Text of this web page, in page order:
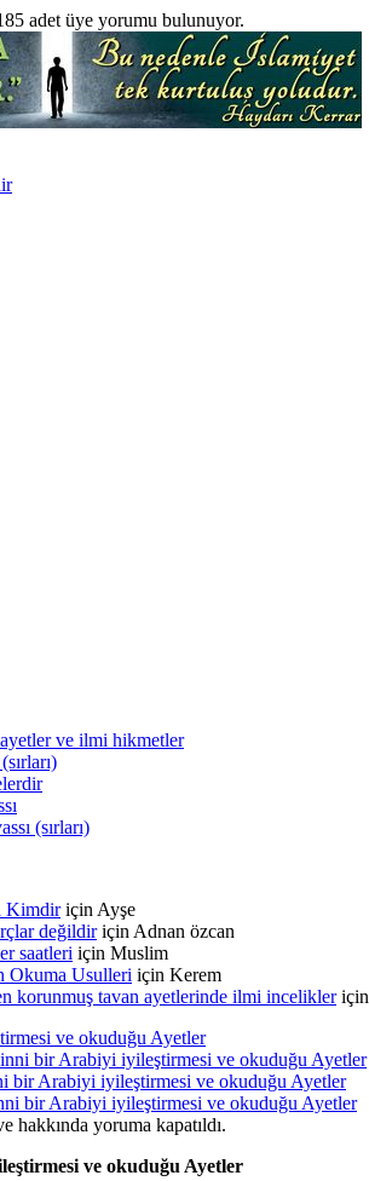
adet üye yorumu bulunuyor.
ve ilmi hikmetler
(sırları)
Kimdiriçin Ayşe
değildiriçin Adnan özcan
saatleri için Muslim
Okuma Usulleri için Kerem
korunmuş tavan ayetlerinde ilmi incelikleriçin
ve okuduğu Ayetler
bir Arabiyi iyileştirmesi ve okuduğu Ayetler
bir Arabiyi iyileştirmesi ve okuduğu Ayetler
bir Arabiyi iyileştirmesi ve okuduğu Ayetler
hakkında yoruma kapatıldı.
ve okuduğu Ayetler